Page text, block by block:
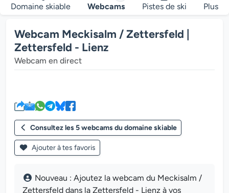
Domaine skiable Webcams Pistes de ski Plus
Webcam Meckisalm / Zettersfeld |
Zettersfeld - Lienz
Webcam en direct
Consultez les 5 webcams du domaine skiable
Ajouter à tes favoris
Nouveau : Ajoutez la webcam du Meckisalm /
Zettersfeld dans la Zettersfeld - Lienz à vos